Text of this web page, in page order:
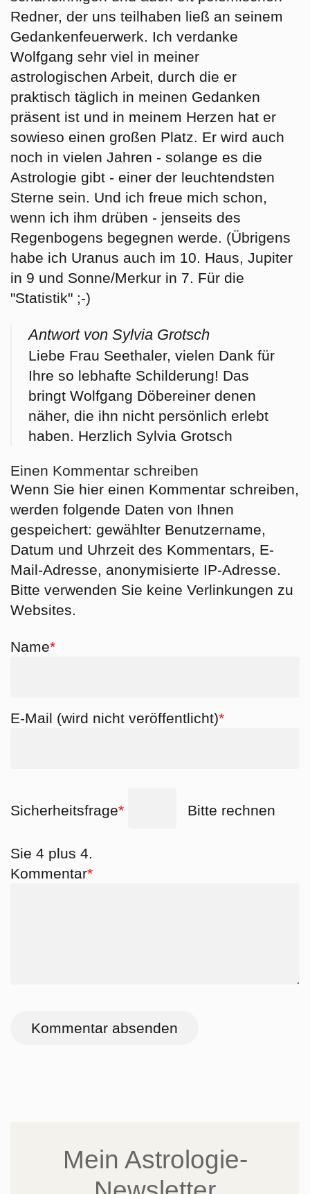
Redner, der uns teilhaben ließ an seinem
Gedankenfeuerwerk. Ich verdanke
Wolfgang sehr viel in meiner
astrologischen Arbeit, durch die er
praktisch täglich in meinen Gedanken
präsent ist und in meinem Herzen hat er
sowieso einen großen Platz. Er wird auch
noch in vielen Jahren - solange es die
Astrologie gibt - einer der leuchtendsten
Sterne sein. Und ich freue mich schon,
wenn ich ihm drüben - jenseits des
Regenbogens begegnen werde. (Übrigens
habe ich Uranus auch im 10. Haus, Jupiter
in 9 und Sonne/Merkur in 7. Für die
"Statistik" ;-)
Antwort von Sylvia Grotsch
Liebe Frau Seethaler, vielen Dank für
Ihre so lebhafte Schilderung! Das
bringt Wolfgang Döbereiner denen
näher, die ihn nicht persönlich erlebt
haben. Herzlich Sylvia Grotsch
Einen Kommentar schreiben
Wenn Sie hier einen Kommentar schreiben,
werden folgende Daten von Ihnen
gespeichert: gewählter Benutzername,
Datum und Uhrzeit des Kommentars, E-
Mail-Adresse, anonymisierte IP-Adresse.
Bitte verwenden Sie keine Verlinkungen zu
Websites.
Pflichtfeld
Name*
Pflichtfeld
E-Mail (wird nicht veröffentlicht)*
Sicherheitsfrage* Bitte rechnen
Sie 4 plus 4.
Pflichtfeld
Kommentar*
Kommentar absenden
Mein Astrologie-